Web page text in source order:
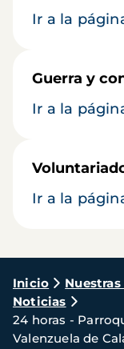
Ir a la
Guerra y
Ir a la
Ir a la
Ruta
de
Inicio
Noticias
24 horas -
Valenzuela de